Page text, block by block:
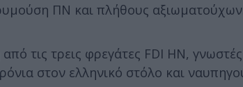
ΠΝ και πλήθους
από τις τρεις φρεγάτες FDI HN,
στον ελληνικό στόλο και